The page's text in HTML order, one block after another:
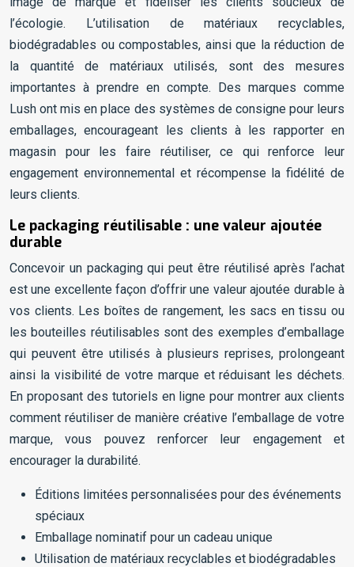
l’écologie. L’utilisation de matériaux recyclables,
biodégradables ou compostables, ainsi que la réduction de
la quantité de matériaux utilisés, sont des mesures
importantes à prendre en compte. Des marques comme
Lush ont mis en place des systèmes de consigne pour leurs
emballages, encourageant les clients à les rapporter en
magasin pour les faire réutiliser, ce qui renforce leur
engagement environnemental et récompense la fidélité de
leurs clients.
Le packaging réutilisable : une valeur ajoutée
durable
Concevoir un packaging qui peut être réutilisé après l’achat
est une excellente façon d’offrir une valeur ajoutée durable à
vos clients. Les boîtes de rangement, les sacs en tissu ou
les bouteilles réutilisables sont des exemples d’emballage
qui peuvent être utilisés à plusieurs reprises, prolongeant
ainsi la visibilité de votre marque et réduisant les déchets.
En proposant des tutoriels en ligne pour montrer aux clients
comment réutiliser de manière créative l’emballage de votre
marque, vous pouvez renforcer leur engagement et
encourager la durabilité.
Éditions limitées personnalisées pour des événements
spéciaux
Emballage nominatif pour un cadeau unique
Utilisation de matériaux recyclables et biodégradables